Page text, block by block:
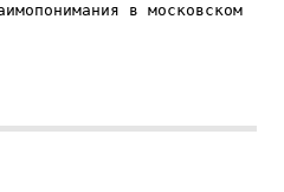
в московском